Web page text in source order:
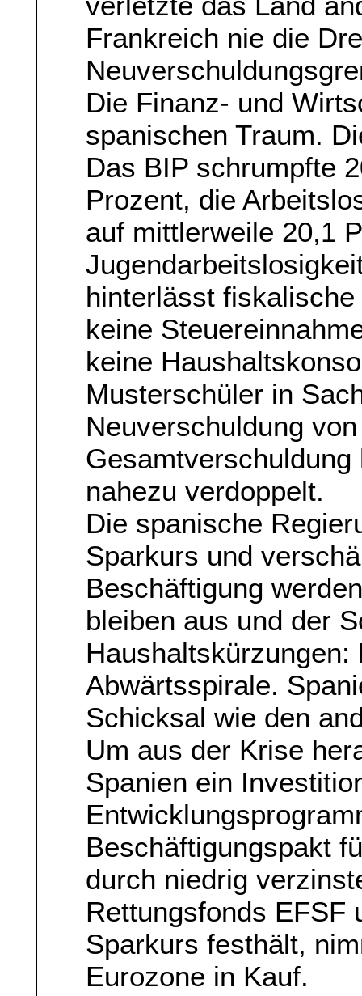
Frankreich nie die
Die Finanz- und
spanischen Traum.
Das BIP schrumpfte
Prozent, die
auf mittlerweile 20,1
hinterlässt
keine
keine
Musterschüler in
Neuverschuldung
nahezu verdoppelt.
Die spanische
Sparkurs und
Beschäftigung
bleiben aus und der
Abwärtsspirale.
Schicksal wie den
Um aus der Krise
Spanien ein
Beschäftigungspakt
durch niedrig
Rettungsfonds EFSF
Sparkurs festhält,
Eurozone in Kauf.